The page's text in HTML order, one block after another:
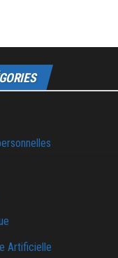
Artificielle